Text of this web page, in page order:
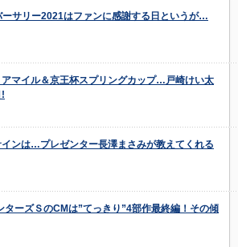
サリー2021はファンに感謝する日というが…
アマイル＆京王杯スプリングカップ…戸崎けい太
インは…プレゼンター長澤まさみが教えてくれる
ターズＳのCMは”てっきり”4部作最終編！その傾